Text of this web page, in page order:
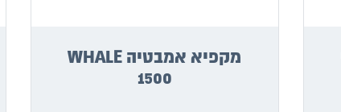
מקפיא אמבטיה WHALE
1500